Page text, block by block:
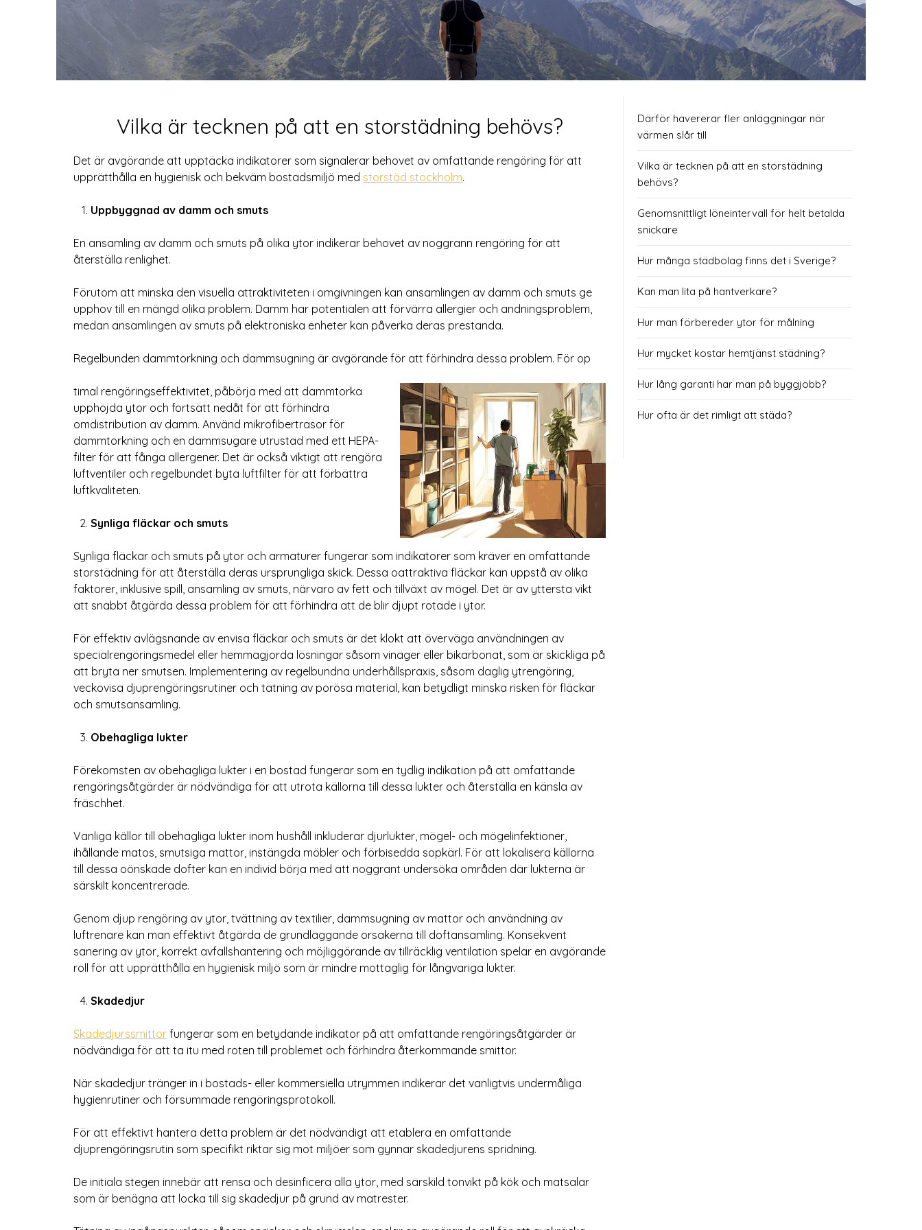
Vilka är tecknen på att en storstädning behövs?
Det är avgörande att upptäcka indikatorer som signalerar behovet av omfattande rengöring för att
upprätthålla en hygienisk och bekväm bostadsmiljö med storstäd stockholm.
Uppbyggnad av damm och smuts
En ansamling av damm och smuts på olika ytor indikerar behovet av noggrann rengöring för att
återställa renlighet.
Förutom att minska den visuella attraktiviteten i omgivningen kan ansamlingen av damm och smuts ge
upphov till en mängd olika problem. Damm har potentialen att förvärra allergier och andningsproblem,
medan ansamlingen av smuts på elektroniska enheter kan påverka deras prestanda.
Regelbunden dammtorkning och dammsugning är avgörande för att förhindra dessa problem. För op
timal rengöringseffektivitet, påbörja med att dammtorka
upphöjda ytor och fortsätt nedåt för att förhindra
omdistribution av damm. Använd mikrofibertrasor för
dammtorkning och en dammsugare utrustad med ett HEPA-
filter för att fånga allergener. Det är också viktigt att rengöra
luftventiler och regelbundet byta luftfilter för att förbättra
luftkvaliteten.
Synliga fläckar och smuts
Synliga fläckar och smuts på ytor och armaturer fungerar som indikatorer som kräver en omfattande
storstädning för att återställa deras ursprungliga skick. Dessa oattraktiva fläckar kan uppstå av olika
faktorer, inklusive spill, ansamling av smuts, närvaro av fett och tillväxt av mögel. Det är av yttersta vikt
att snabbt åtgärda dessa problem för att förhindra att de blir djupt rotade i ytor.
För effektiv avlägsnande av envisa fläckar och smuts är det klokt att överväga användningen av
specialrengöringsmedel eller hemmagjorda lösningar såsom vinäger eller bikarbonat, som är skickliga på
att bryta ner smutsen. Implementering av regelbundna underhållspraxis, såsom daglig ytrengöring,
veckovisa djuprengöringsrutiner och tätning av porösa material, kan betydligt minska risken för fläckar
och smutsansamling.
Obehagliga lukter
Förekomsten av obehagliga lukter i en bostad fungerar som en tydlig indikation på att omfattande
rengöringsåtgärder är nödvändiga för att utrota källorna till dessa lukter och återställa en känsla av
fräschhet.
Vanliga källor till obehagliga lukter inom hushåll inkluderar djurlukter, mögel- och mögelinfektioner,
ihållande matos, smutsiga mattor, instängda möbler och förbisedda sopkärl. För att lokalisera källorna
till dessa oönskade dofter kan en individ börja med att noggrant undersöka områden där lukterna är
särskilt koncentrerade.
Genom djup rengöring av ytor, tvättning av textilier, dammsugning av mattor och användning av
luftrenare kan man effektivt åtgärda de grundläggande orsakerna till doftansamling. Konsekvent
sanering av ytor, korrekt avfallshantering och möjliggörande av tillräcklig ventilation spelar en avgörande
roll för att upprätthålla en hygienisk miljö som är mindre mottaglig för långvariga lukter.
Skadedjur
Skadedjurssmittor fungerar som en betydande indikator på att omfattande rengöringsåtgärder är
nödvändiga för att ta itu med roten till problemet och förhindra återkommande smittor.
När skadedjur tränger in i bostads- eller kommersiella utrymmen indikerar det vanligtvis undermåliga
hygienrutiner och försummade rengöringsprotokoll.
För att effektivt hantera detta problem är det nödvändigt att etablera en omfattande
djuprengöringsrutin som specifikt riktar sig mot miljöer som gynnar skadedjurens spridning.
De initiala stegen innebär att rensa och desinficera alla ytor, med särskild tonvikt på kök och matsalar
som är benägna att locka till sig skadedjur på grund av matrester.
Därför havererar fler anläggningar när
värmen slår till
Vilka är tecknen på att en storstädning
behövs?
Genomsnittligt löneintervall för helt betalda
snickare
Hur många städbolag finns det i Sverige?
Kan man lita på hantverkare?
Hur man förbereder ytor för målning
Hur mycket kostar hemtjänst städning?
Hur lång garanti har man på byggjobb?
Hur ofta är det rimligt att städa?